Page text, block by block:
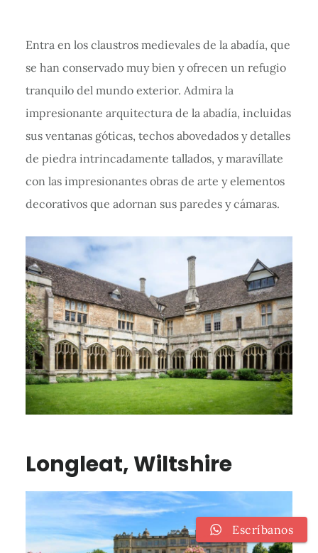
Entra en los claustros medievales de la abadía, que
se han conservado muy bien y ofrecen un refugio
tranquilo del mundo exterior. Admira la
impresionante arquitectura de la abadía, incluidas
sus ventanas góticas, techos abovedados y detalles
de piedra intrincadamente tallados, y maravíllate
con las impresionantes obras de arte y elementos
decorativos que adornan sus paredes y cámaras.
Longleat, Wiltshire
Escríbanos